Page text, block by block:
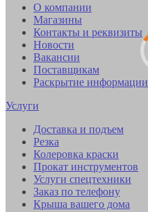
О компании
Магазины
Контакты и реквизиты
Новости
Вакансии
Поставщикам
Раскрытие информации
Услуги
Доставка и подъем
Резка
Колеровка краски
Прокат инструментов
Услуги спецтехники
Заказ по телефону
Крыша вашего дома